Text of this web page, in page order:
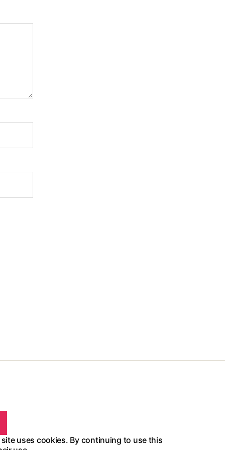
uses cookies. By continuing to use this